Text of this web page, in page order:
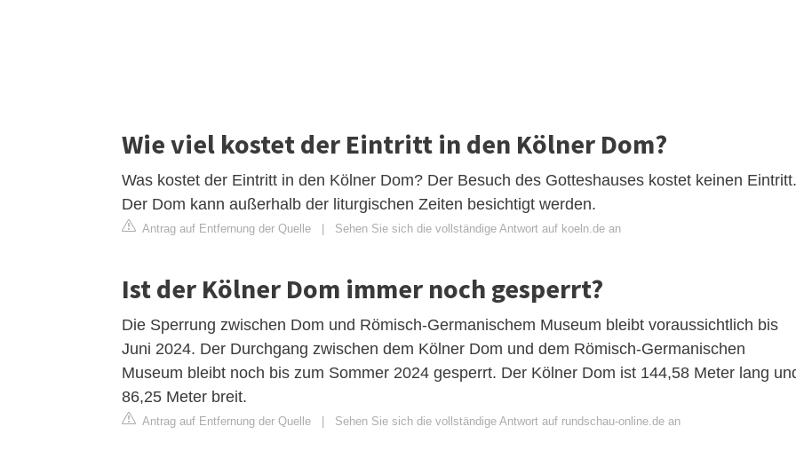
Wie viel kostet der Eintritt in den Kölner Dom?
Was kostet der Eintritt in den Kölner Dom? Der Besuch des Gotteshauses kostet keinen Eintritt.
Der Dom kann außerhalb der liturgischen Zeiten besichtigt werden.
Antrag auf Entfernung der Quelle Sehen Sie sich die vollständige Antwort auf koeln.de an
Ist der Kölner Dom immer noch gesperrt?
Die Sperrung zwischen Dom und Römisch-Germanischem Museum bleibt voraussichtlich bis
Juni 2024. Der Durchgang zwischen dem Kölner Dom und dem Römisch-Germanischen
Museum bleibt noch bis zum Sommer 2024 gesperrt. Der Kölner Dom ist 144,58 Meter lang
86,25 Meter breit.
Antrag auf Entfernung der Quelle Sehen Sie sich die vollständige Antwort auf rundschau-online.de an